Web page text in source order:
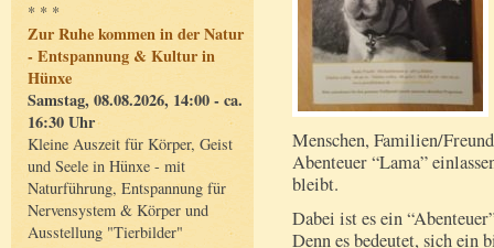
* * *
Zur Ruhe kommen in der Natur
- Entspannung & Kultur in
Hünxe
Samstag, 08.08.2026, 14:00 - ca.
16:30 Uhr
Kleine Auszeit für Körper, Geist
und Seele in Hünxe - mit
Naturführung, Entspannung für
Nervensystem & Körper und
Ausstellung "Tierbilder"
Menschen, Familien/
Abenteuer “Lama”
bleibt.
Dabei ist es ein
Denn es bedeutet, sich ein